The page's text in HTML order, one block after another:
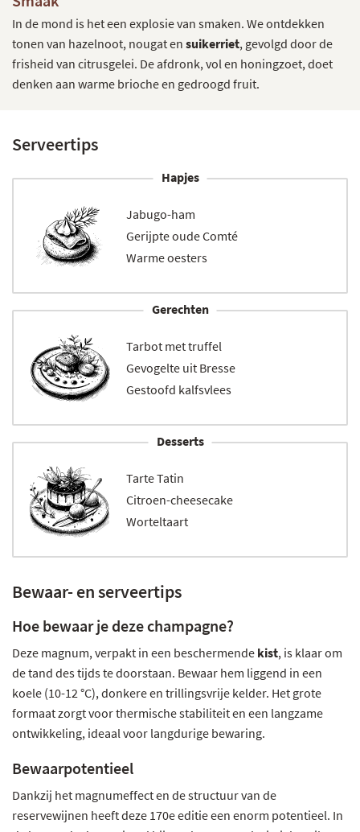
In de mond is het een explosie van smaken. We ontdekken
tonen van hazelnoot, nougat en suikerriet, gevolgd door de
frisheid van citrusgelei. De afdronk, vol en honingzoet, doet
denken aan warme brioche en gedroogd fruit.
Serveertips
Hapjes
Jabugo-ham
Gerijpte oude Comté
Warme oesters
Gerechten
Tarbot met truffel
Gevogelte uit Bresse
Gestoofd kalfsvlees
Desserts
Tarte Tatin
Citroen-cheesecake
Worteltaart
Bewaar- en serveertips
Hoe bewaar je deze champagne?
Deze magnum, verpakt in een beschermende kist, is klaar om
de tand des tijds te doorstaan. Bewaar hem liggend in een
koele (10-12 °C), donkere en trillingsvrije kelder. Het grote
formaat zorgt voor thermische stabiliteit en een langzame
ontwikkeling, ideaal voor langdurige bewaring.
Bewaarpotentieel
Dankzij het magnumeffect en de structuur van de
reservewijnen heeft deze 170e editie een enorm potentieel. In